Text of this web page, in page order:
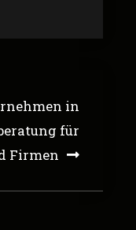
in
für
Firmen